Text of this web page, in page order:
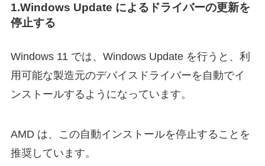
1.Windows Update によるドライバーの更新を
停止する
Windows 11 では、Windows Update を行うと、利
用可能な製造元のデバイスドライバーを自動でイ
ンストールするようになっています。
AMD は、この自動インストールを停止することを
推奨しています。